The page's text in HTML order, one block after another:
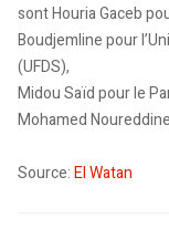
sont Houria Gaceb
Boudjemline pour
(UFDS),
Midou Saïd pour le
Mohamed
Source:El Watan